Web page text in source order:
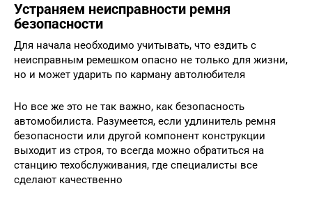
Устраняем неисправности ремня
безопасности
Для начала необходимо учитывать, что ездить с
неисправным ремешком опасно не только для жизни,
но и может ударить по карману автолюбителя
Но все же это не так важно, как безопасность
автомобилиста. Разумеется, если удлинитель ремня
безопасности или другой компонент конструкции
выходит из строя, то всегда можно обратиться на
станцию техобслуживания, где специалисты все
сделают качественно